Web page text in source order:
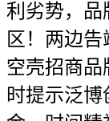
利劣势，品
区！两边
空壳招商品
时提示泛